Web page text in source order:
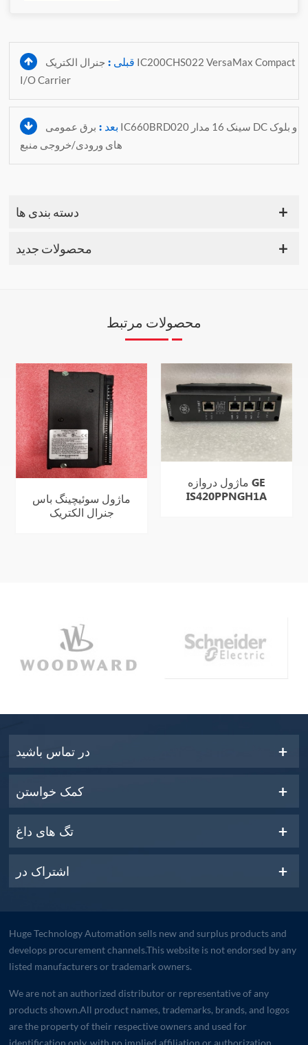
قبلی : جنرال الکتریک IC200CHS022 VersaMax Compact
I/O Carrier
بعد : برق عمومی IC660BRD020 سینک 16 مدار DC و بلوک
های ورودی/خروجی منبع
دسته بندی ها
محصولات جدید
محصولات مرتبط
ماژول سوئیچینگ باس
جنرال الکتریک
ماژول دروازه GE
IS420PPNGH1A
در تماس باشید
کمک خواستن
تگ های داغ
اشتراک در
Huge Technology Automation sells new and surplus products and
develops procurement channels.This website is not endorsed by any
listed manufacturers or trademark owners.
We are not an authorized distributor or representative of any
products shown.All product names, trademarks, brands, and logos
are the property of their respective owners and used for
identification only, with no implied affiliation or authorization.